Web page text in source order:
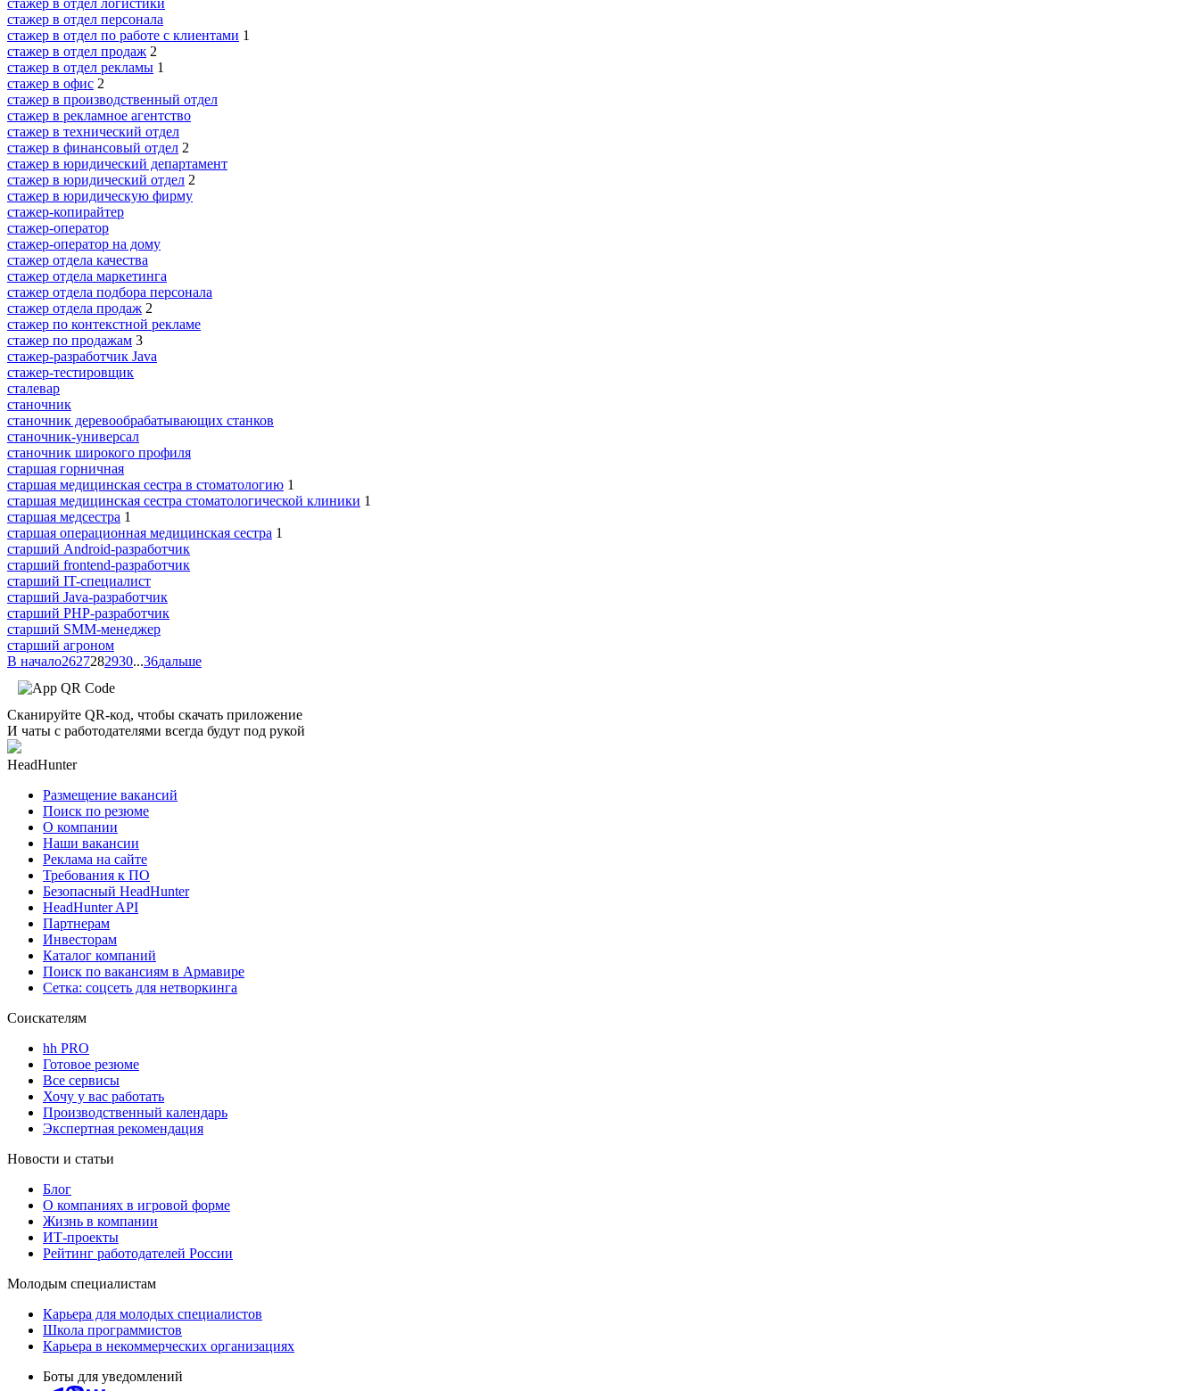
стажер в отдел персонала
стажер в отдел по работе с клиентами 1
стажер в отдел продаж 2
стажер в отдел рекламы 1
стажер в офис 2
стажер в производственный отдел
стажер в рекламное агентство
стажер в технический отдел
стажер в финансовый отдел 2
стажер в юридический департамент
стажер в юридический отдел 2
стажер в юридическую фирму
стажер-копирайтер
стажер-оператор
стажер-оператор на дому
стажер отдела качества
стажер отдела маркетинга
стажер отдела подбора персонала
стажер отдела продаж 2
стажер по контекстной рекламе
стажер по продажам 3
стажер-разработчик Java
стажер-тестировщик
сталевар
станочник
станочник деревообрабатывающих станков
станочник-универсал
станочник широкого профиля
старшая горничная
старшая медицинская сестра в стоматологию 1
старшая медицинская сестра стоматологической клиники 1
старшая медсестра 1
старшая операционная медицинская сестра 1
старший Android-разработчик
старший frontend-разработчик
старший IT-специалист
старший Java-разработчик
старший PHP-разработчик
старший SMM-менеджер
старший агроном
В начало2627282930...36дальше
Сканируйте QR-код, чтобы скачать приложение
И чаты с работодателями всегда будут под рукой
HeadHunter
Размещение вакансий
Поиск по резюме
О компании
Наши вакансии
Реклама на сайте
Требования к ПО
Безопасный HeadHunter
HeadHunter API
Партнерам
Инвесторам
Каталог компаний
Поиск по вакансиям в Армавире
Сетка: соцсеть для нетворкинга
Соискателям
hh PRO
Готовое резюме
Все сервисы
Хочу у вас работать
Производственный календарь
Экспертная рекомендация
Новости и статьи
Блог
О компаниях в игровой форме
Жизнь в компании
ИТ-проекты
Рейтинг работодателей России
Молодым специалистам
Карьера для молодых специалистов
Школа программистов
Карьера в некоммерческих организациях
Боты для уведомлений